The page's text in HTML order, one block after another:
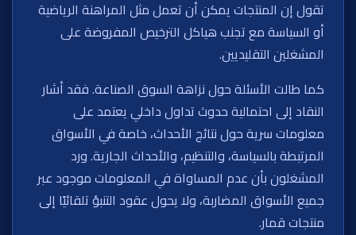
تقول إن المنتجات يمكن أن تعمل مثل المراهنة الرياضية
أو السياسة مع تجنب هياكل الترخيص المفروضة على
المشغلين التقليديين.
كما طالت الأسئلة حول نزاهة السوق الصناعة. فقد أشار
النقاد إلى احتمالية حدوث تداول داخلي يعتمد على
معلومات سرية حول نتائج الأحداث، خاصة في الأسواق
المرتبطة بالسياسة، والتنظيم، والأحداث الجارية. ورد
المشغلون بأن عدم المساواة في المعلومات موجود عبر
جميع الأسواق المضاربة، ولا يحول عقود التنبؤ تلقائيًا إلى
منتجات قمار.